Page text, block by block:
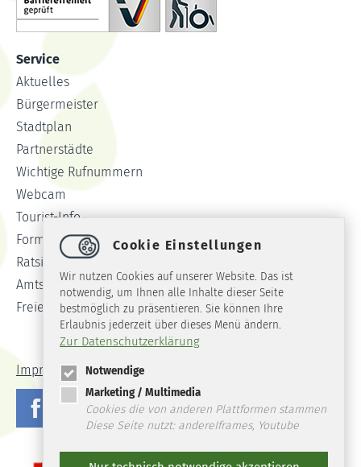
Service
Aktuelles
Bürgermeister
Stadtplan
Partnerstädte
Wichtige Rufnummern
Webcam
Tourist-Info
Formulare
Ratsinformationssystem
Amtsblatt
Freie Stellen
Impressum Datenschutz
Cookie Einstellungen
Wir nutzen Cookies auf unserer Website. Das ist
notwendig, um Ihnen alle Inhalte dieser Seite
bestmöglich zu präsentieren. Sie können Ihre
Erlaubnis jederzeit über dieses Menü ändern.
Zur Datenschutzerklärung
Notwendige
Marketing / Multimedia
Cookies die von anderen Plattformen stammen
Diese Seite nutzt: andereIframes, Youtube